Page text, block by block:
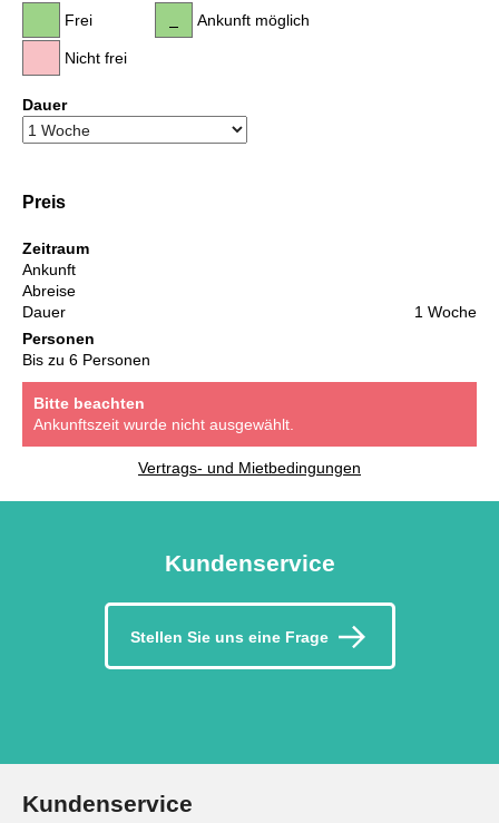
Frei
Nicht frei
Ankunft möglich
Dauer
Preis
Zeitraum
Ankunft
Abreise
Dauer
1 Woche
Personen
Bis zu 6 Personen
Bitte beachten
Ankunftszeit wurde nicht ausgewählt.
Vertrags- und Mietbedingungen
Kundenservice
Stellen Sie uns eine Frage
Kundenservice